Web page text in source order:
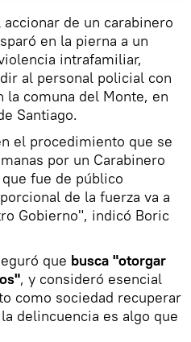
de un carabinero
en la pierna a un
intrafamiliar,
al personal policial con
la comuna del Monte, en
Santiago.
el procedimiento que se
por un Carabinero
fue de público
de la fuerza va a
Gobierno", indicó Boric
que busca "otorgar
, y consideró esencial
como sociedad recuperar
delincuencia es algo que